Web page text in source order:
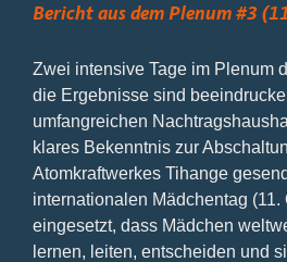
Bericht aus dem Plenum #3
Zwei intensive Tage im Plenum
die Ergebnisse sind
umfangreichen
klares Bekenntnis zur
Atomkraftwerkes Tihange
internationalen Mädchentag (11.
eingesetzt, dass Mädchen
lernen, leiten, entscheiden und